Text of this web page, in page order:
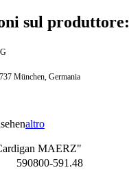
sul produttore:
München, Germania
altro
MAERZ"
590800-591.48